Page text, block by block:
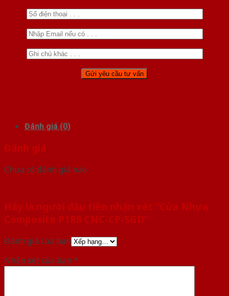
Đánh giá (0)
Đánh giá
Chưa có đánh giá nào.
Hãy là người đầu tiên nhận xét “Cửa Nhựa
Composite P1R8 CNC-CP-SGD”
Đánh giá của bạn
Nhận xét của bạn *